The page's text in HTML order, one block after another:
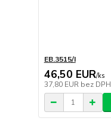
EB.3515/I
46,50 EUR/ks
37,80 EUR bez DPH